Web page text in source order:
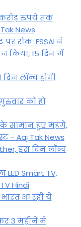
रुपये तक
News
पर रोक: FSSAI ने
किया; 15 दिन में
लॉन्च होगी
को हो
के सामान हुए महंगे,
- Aaj Tak News
इस दिन लॉन्च
Smart TV,
Hindi
भारत आ रही ये
3 महीने में